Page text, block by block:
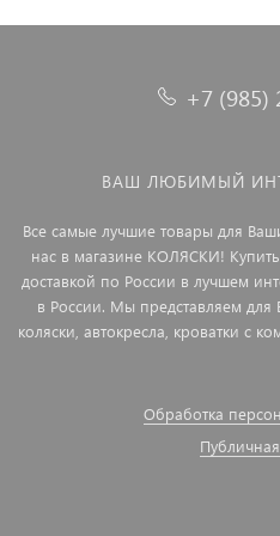
+7 (985)
ВАШ ЛЮБИМЫЙ
Все самые лучшие товары для
нас в магазине КОЛЯСКИ!
доставкой по России в лучшем
в России. Мы представляем
коляски, автокресла, кроватки с
Обработка